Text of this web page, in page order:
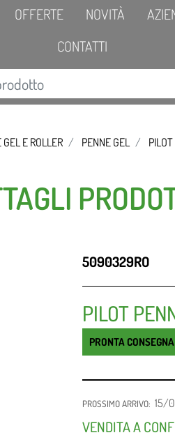
OFFERTE NOVITÀ
CONTATTI
GEL E ROLLER PENNE GEL
5090329RO
PILOT
PRONTA
PROSSIMO ARRIVO: 15/
VENDITA A